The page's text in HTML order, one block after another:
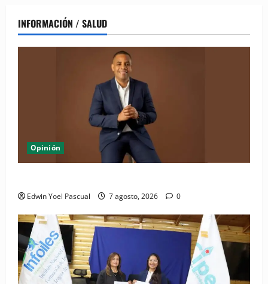
INFORMACIÓN / SALUD
Opinión
Edwin Yoel Pascual 7 agosto, 2026 0